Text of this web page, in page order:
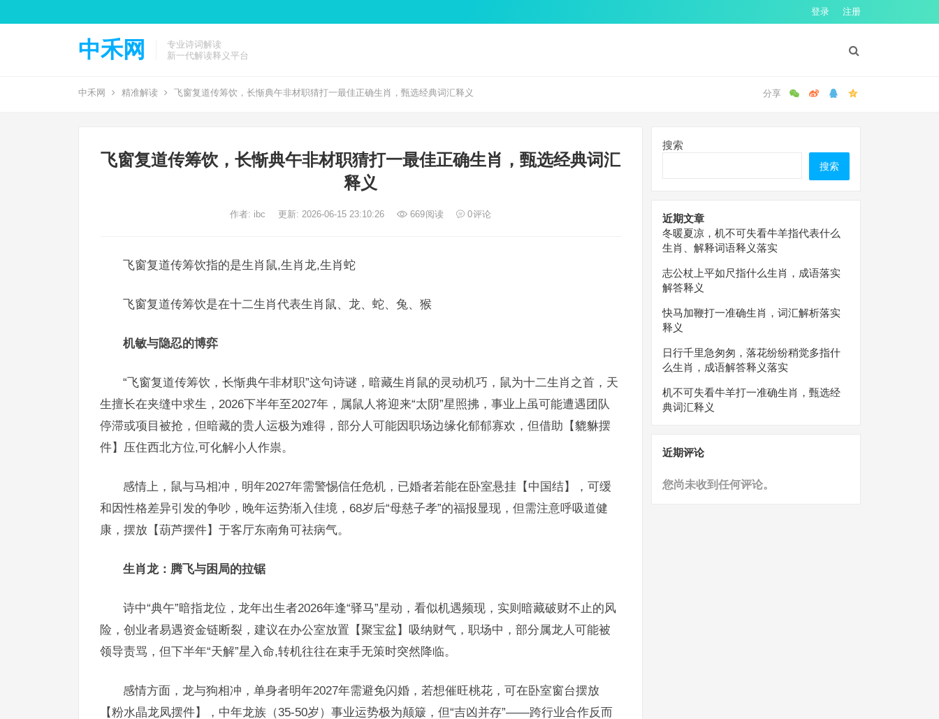
登录 注册
中禾网
专业诗词解读
新一代解读释义平台
中禾网 精准解读 飞窗复道传筹饮，长惭典午非材职猜打一最佳正确生肖，甄选经典词汇释义
飞窗复道传筹饮，长惭典午非材职猜打一最佳正确生肖，甄选经典词汇
释义
作者: ibc 更新: 2026-06-15 23:10:26 669阅读 0评论
飞窗复道传筹饮指的是生肖鼠,生肖龙,生肖蛇
飞窗复道传筹饮是在十二生肖代表生肖鼠、龙、蛇、兔、猴
机敏与隐忍的博弈
“飞窗复道传筹饮，长惭典午非材职”这句诗谜，暗藏生肖鼠的灵动机巧，鼠为十二生肖之首，天
生擅长在夹缝中求生，2026下半年至2027年，属鼠人将迎来“太阴”星照拂，事业上虽可能遭遇团队
停滞或项目被抢，但暗藏的贵人运极为难得，部分人可能因职场边缘化郁郁寡欢，但借助【貔貅摆
件】压住西北方位,可化解小人作祟。
感情上，鼠与马相冲，明年2027年需警惕信任危机，已婚者若能在卧室悬挂【中国结】，可缓
和因性格差异引发的争吵，晚年运势渐入佳境，68岁后“母慈子孝”的福报显现，但需注意呼吸道健
康，摆放【葫芦摆件】于客厅东南角可祛病气。
生肖龙：腾飞与困局的拉锯
诗中“典午”暗指龙位，龙年出生者2026年逢“驿马”星动，看似机遇频现，实则暗藏破财不止的风
险，创业者易遇资金链断裂，建议在办公室放置【聚宝盆】吸纳财气，职场中，部分属龙人可能被
领导责骂，但下半年“天解”星入命,转机往往在束手无策时突然降临。
感情方面，龙与狗相冲，单身者明年2027年需避免闪婚，若想催旺桃花，可在卧室窗台摆放
【粉水晶龙凤摆件】，中年龙族（35-50岁）事业运势极为颠簸，但“吉凶并存”——跨行业合作反而
搜索
搜索
近期文章
冬暖夏凉，机不可失看牛羊指代表什么
生肖、解释词语释义落实
志公杖上平如尺指什么生肖，成语落实
解答释义
快马加鞭打一准确生肖，词汇解析落实
释义
日行千里急匆匆，落花纷纷稍觉多指什
么生肖，成语解答释义落实
机不可失看牛羊打一准确生肖，甄选经
典词汇释义
近期评论
您尚未收到任何评论。